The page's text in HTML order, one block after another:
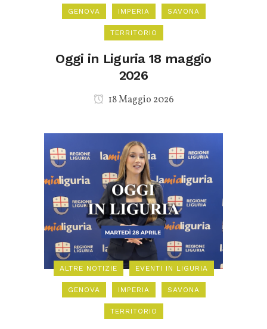
GENOVA IMPERIA SAVONA
TERRITORIO
Oggi in Liguria 18 maggio
2026
18 Maggio 2026
ALTRE NOTIZIE EVENTI IN LIGURIA
GENOVA IMPERIA SAVONA
TERRITORIO